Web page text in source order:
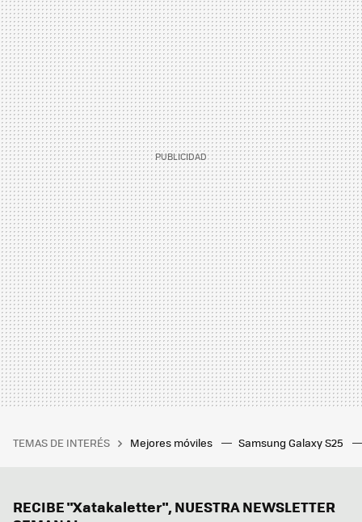
TEMAS DE INTERÉS Mejores móviles Samsung Galaxy S25
RECIBE "Xatakaletter", NUESTRA NEWSLETTER